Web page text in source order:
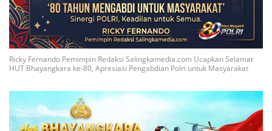
Ricky Fernando Pemimpin Redaksi Salingkamedia.com Ucapkan Selamat
HUT Bhayangkara ke-80, Apresiasi Pengabdian Polri untuk Masyarakat